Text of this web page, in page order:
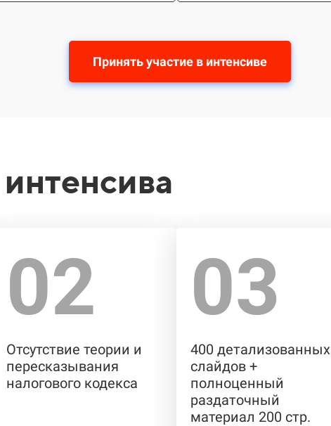
Принять участие в интенсиве
02
Отсутствие теории и
пересказывания
налогового кодекса
03
400 детализованных
слайдов +
полноценный
раздаточный
материал 200 стр.